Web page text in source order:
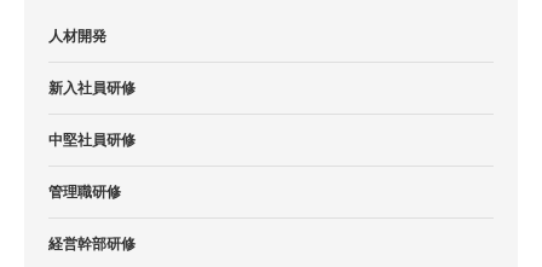
人材開発
新入社員研修
中堅社員研修
管理職研修
経営幹部研修